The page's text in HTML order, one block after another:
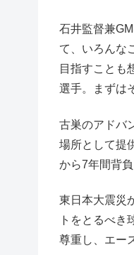
石井監督兼
て、いろんな
目指すことも
選手。まずは
古巣のアドバ
場所として提
から7年間背
東日本大震災
トをとるべき
尊重し、エー